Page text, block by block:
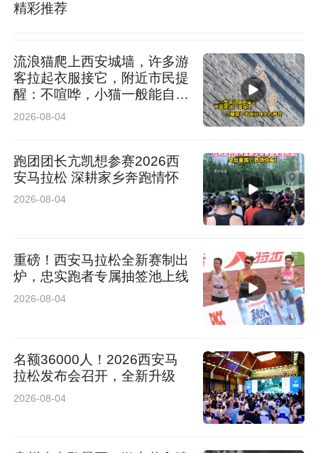
精彩推荐
流浪猫爬上西安城墙，许多游
客拉起衣服接它，附近市民提
醒：不喧哗，小猫一般能自行
脱困
2026-08-04
跑团团长亢凯想参赛2026西
安马拉松 深耕家乡奔跑情怀
2026-08-04
重磅！西安马拉松全新赛制出
炉，忠实跑者专属抽签池上线
2026-08-04
名额36000人！2026西安马
拉松发布会召开，全新升级
2026-08-04